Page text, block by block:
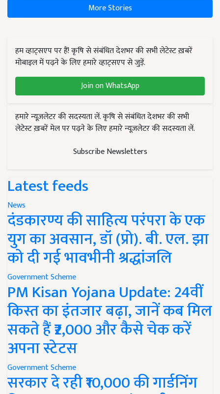
More Stories
हम व्हाट्सएप पर हैं! कृषि से संबंधित देशभर की सभी लेटेस्ट ख़बरें
मोबाइल में पढ़ने के लिए हमारे व्हाट्सएप से जुड़ें.
Join on WhatsApp
हमारे न्यूज़लेटर की सदस्यता लें. कृषि से संबंधित देशभर की सभी
लेटेस्ट ख़बरें मेल पर पढ़ने के लिए हमारे न्यूज़लेटर की सदस्यता लें.
Subscribe Newsletters
Latest feeds
News
दंडकारण्य की साहित्य परंपरा के एक
युग का अवसान, डॉ (प्रो). बी. एल. झा
को दी गई भावभीनी श्रद्धांजलि
Government Scheme
PM Kisan Yojana Update: 24वीं
किस्त का इंतजार बढ़ा, जानें कब मिल
सकते हैं ₹2,000 और कैसे चेक करें
अपना स्टेटस
Government Scheme
सरकार दे रही ₹10,000 की गार्डनिंग